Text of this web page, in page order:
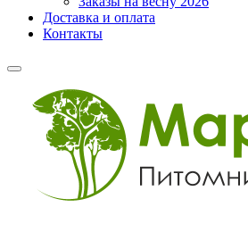
Доставка и оплата
Контакты